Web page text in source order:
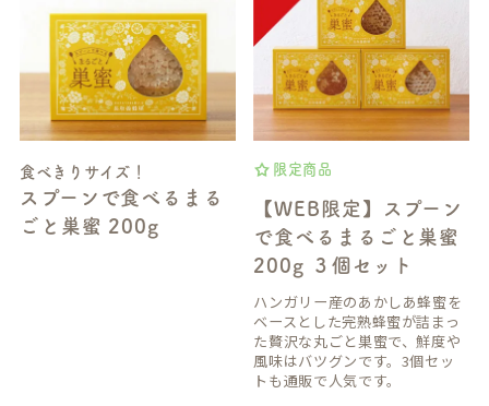
食べきりサイズ！
スプーンで食べるまる
ごと巣蜜 200g
限定商品
【WEB限定】スプーン
で食べるまるごと巣蜜
200g ３個セット
ハンガリー産のあかしあ蜂蜜を
ベースとした完熟蜂蜜が詰まっ
た贅沢な丸ごと巣蜜で、鮮度や
風味はバツグンです。3個セッ
トも通販で人気です。